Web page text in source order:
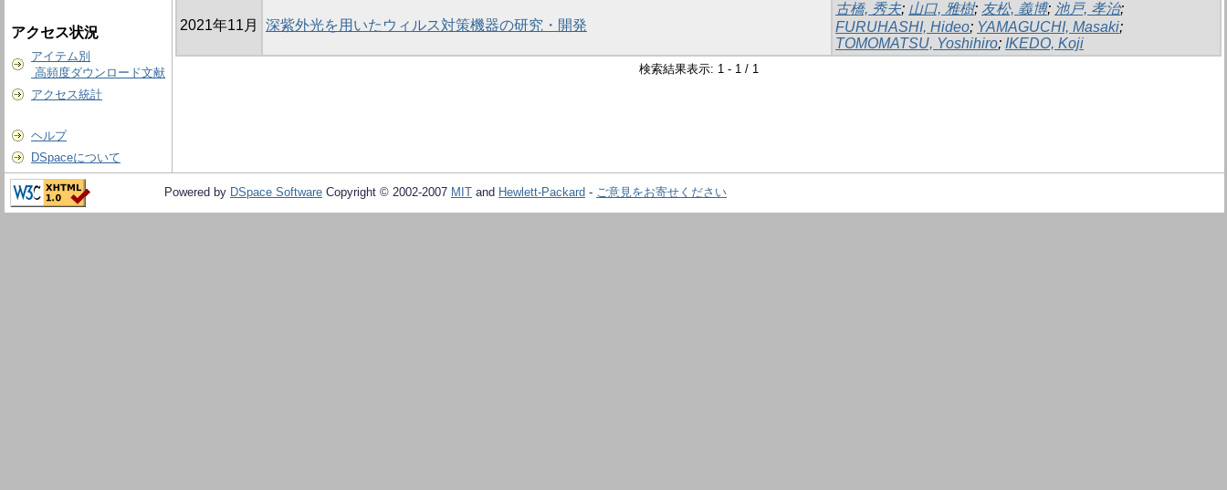
アクセス状況
アイテム別
高頻度ダウンロード文献
アクセス統計
ヘルプ
DSpaceについて
2021年11月 深紫外光を用いたウィルス対策機器の研究・開発
古橋, 秀夫; 山口, 雅樹; 友松, 義博; 池戸, 孝治;
FURUHASHI, Hideo; YAMAGUCHI, Masaki;
TOMOMATSU, Yoshihiro; IKEDO, Koji
検索結果表示: 1 - 1 / 1
Powered by DSpace Software Copyright © 2002-2007 MIT and Hewlett-Packard - ご意見をお寄せください